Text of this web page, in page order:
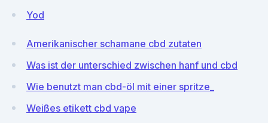
Yod
Amerikanischer schamane cbd zutaten
Was ist der unterschied zwischen hanf und cbd
Wie benutzt man cbd-öl mit einer spritze_
Weißes etikett cbd vape